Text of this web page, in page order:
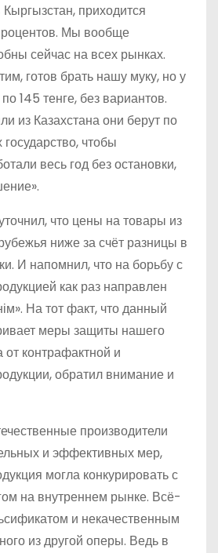
приходится
Мы вообще
сейчас на всех рынках.
готов брать нашу муку, но у
145 тенге, без вариантов.
из Казахстана они берут по
чтобы
весь год без остановки,
что цены на товары из
ниже за счёт разницы в
И напомнил, что на борьбу с
как раз направлен
На тот факт, что данный
меры защиты нашего
от контрафактной и
обратил внимание и
производители
и эффективных мер,
могла конкурировать с
на внутреннем рынке. Всё-
и некачественным
из другой оперы. Ведь в